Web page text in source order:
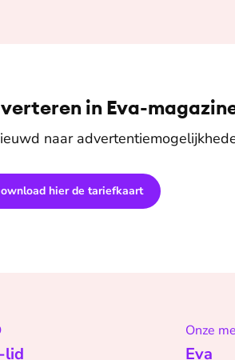
in Eva-
naar
hier de tariefkaart
lid
Onze
Eva